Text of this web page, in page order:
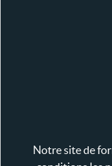
Notre site de